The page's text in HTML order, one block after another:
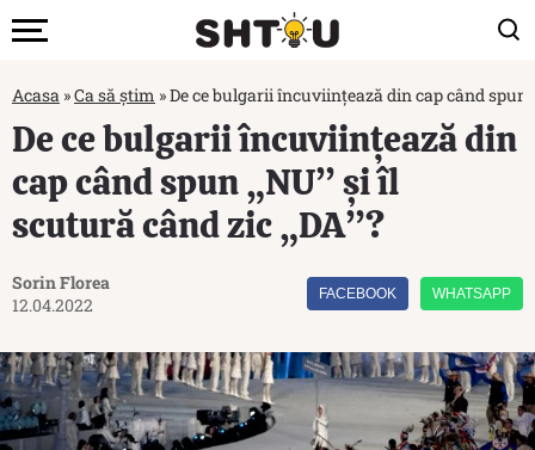
Acasa »Ca să știm »De ce bulgarii încuviințează din cap când spun
De ce bulgarii încuviințează din
cap când spun „NU” și îl
scutură când zic „DA”?
Sorin Florea
12.04.2022
FACEBOOK WHATSAPP